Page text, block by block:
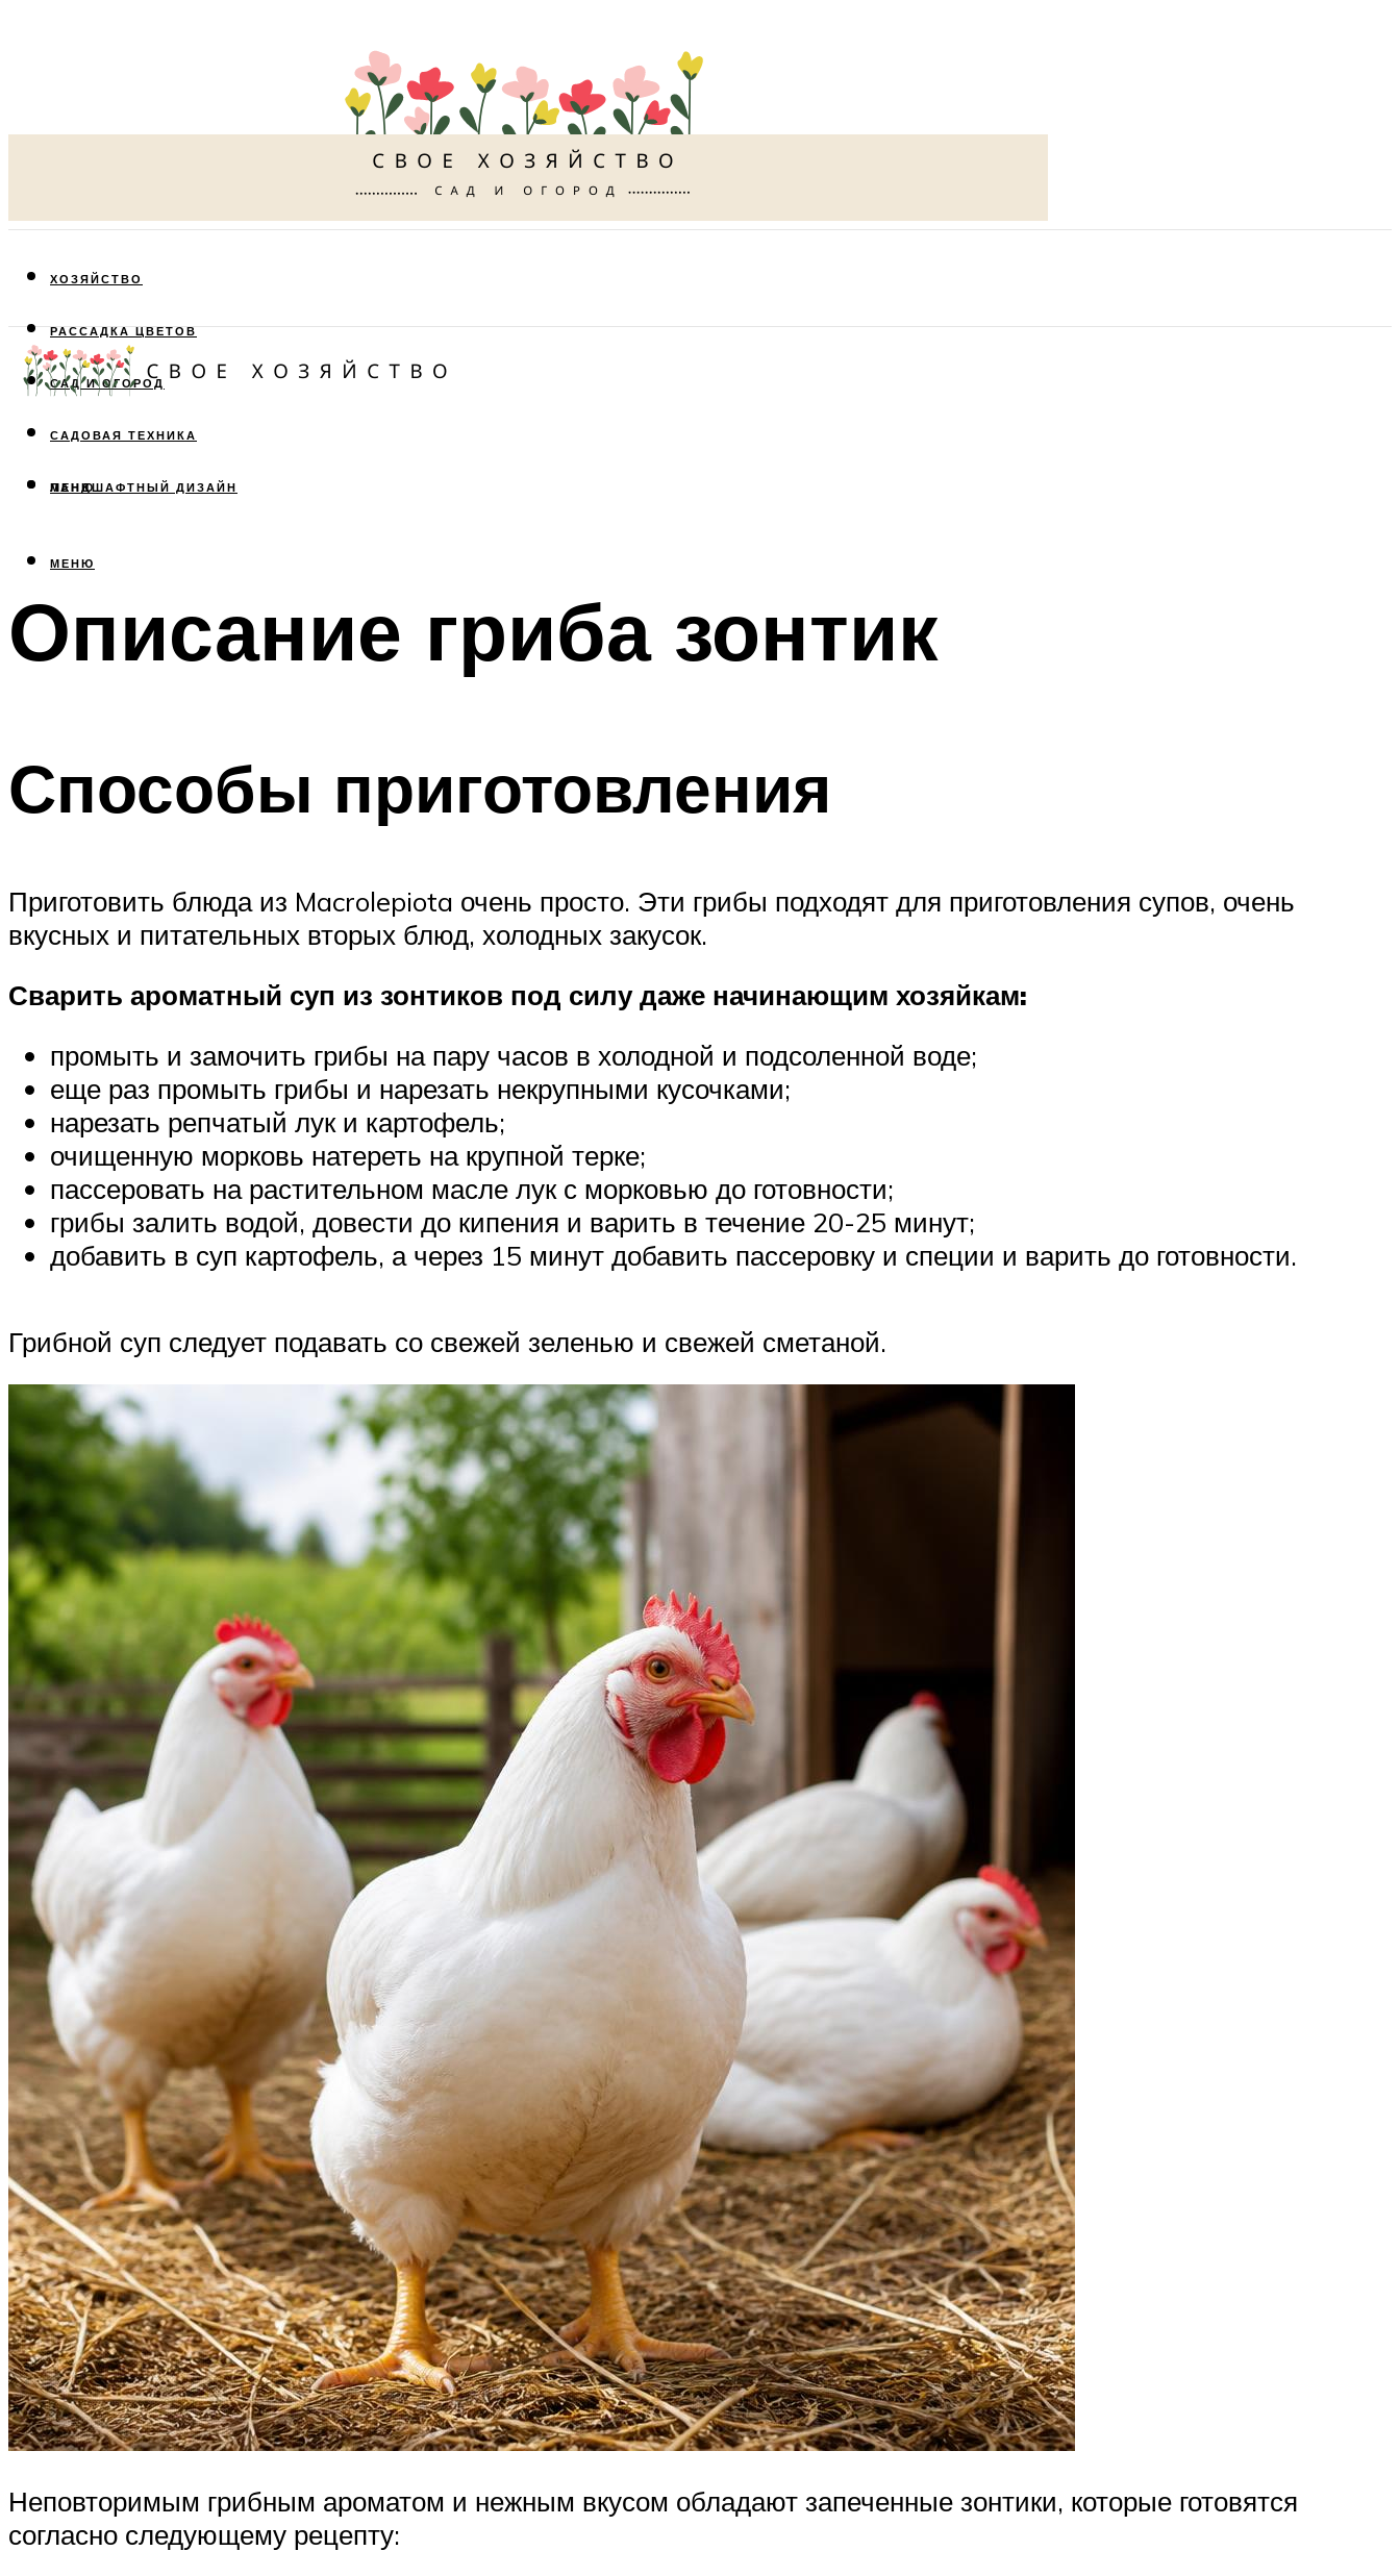
ХОЗЯЙСТВО
РАССАДКА ЦВЕТОВ
САД И ОГОРОД
САДОВАЯ ТЕХНИКА
ЛАНДШАФТНЫЙ ДИЗАЙН
МЕНЮ
МЕНЮ
Описание гриба зонтик
Способы приготовления
Приготовить блюда из Macrolepiota очень просто. Эти грибы подходят для приготовления супов, очень
вкусных и питательных вторых блюд, холодных закусок.
Сварить ароматный суп из зонтиков под силу даже начинающим хозяйкам:
промыть и замочить грибы на пару часов в холодной и подсоленной воде;
еще раз промыть грибы и нарезать некрупными кусочками;
нарезать репчатый лук и картофель;
очищенную морковь натереть на крупной терке;
пассеровать на растительном масле лук с морковью до готовности;
грибы залить водой, довести до кипения и варить в течение 20-25 минут;
добавить в суп картофель, а через 15 минут добавить пассеровку и специи и варить до готовности.
Грибной суп следует подавать со свежей зеленью и свежей сметаной.
Неповторимым грибным ароматом и нежным вкусом обладают запеченные зонтики, которые готовятся
согласно следующему рецепту: